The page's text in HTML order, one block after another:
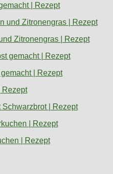
| Rezept
Zitronengras | Rezept
| Rezept
| Rezept
| Rezept